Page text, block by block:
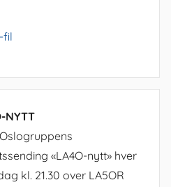
fil
NYTT
«LA4O-nytt» hver
kl. 21.30 over LA5OR